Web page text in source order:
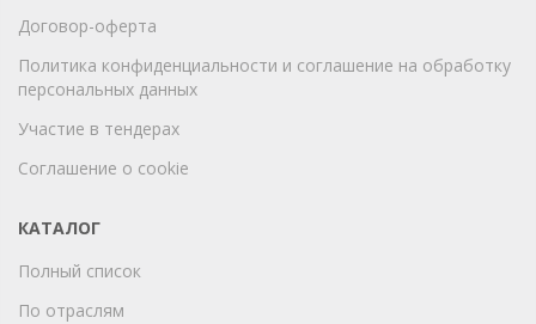
Договор-оферта
Политика конфиденциальности и соглашение на обработку
персональных данных
Участие в тендерах
Соглашение о cookie
КАТАЛОГ
Полный список
По отраслям